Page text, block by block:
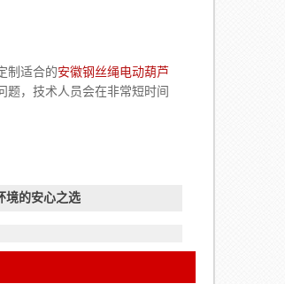
制适合的安徽钢丝绳电动葫芦
，技术人员会在非常短时间
境的安心之选